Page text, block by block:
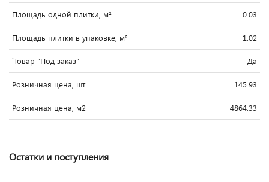
Площадь одной плитки, м² 0.03
Площадь плитки в упаковке, м² 1.02
`Товар "Под заказ" Да
Розничная цена, шт 145.93
Розничная цена, м2 4864.33
Остатки и поступления